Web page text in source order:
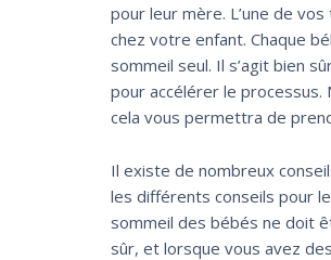
pour leur mère. L’une de
chez votre enfant. Chaque
sommeil seul. Il s’agit bien
pour accélérer le processus.
cela vous permettra de
Il existe de nombreux
les différents conseils pour
sommeil des bébés ne doit
sûr, et lorsque vous avez